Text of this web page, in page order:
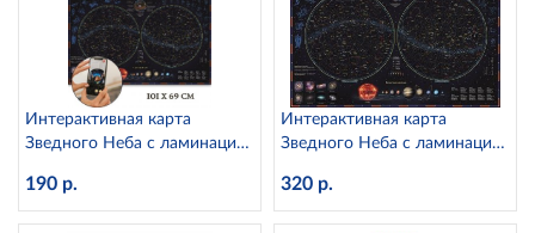
Интерактивная карта
Зведного Неба с ламинацией
190 р.
Интерактивная карта
Зведного Неба c ламинацией
320 р.